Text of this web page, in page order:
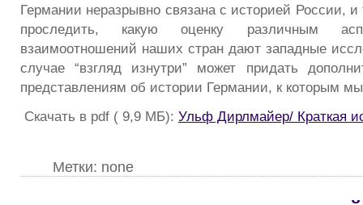
Германии неразрывно связана с историей России,
проследить, какую оценку различным
взаимоотношений наших стран дают западные
случае “взгляд изнутри” может придать
представлениям об истории Германии, к которым
Скачать в pdf ( 9,9 МБ): Ульф Дирлмайер/ Краткая
Метки: none